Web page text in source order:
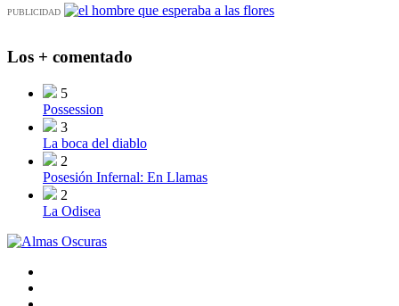
PUBLICIDAD
Los + comentado
5
Possession
3
La boca del diablo
2
Posesión Infernal: En Llamas
2
La Odisea